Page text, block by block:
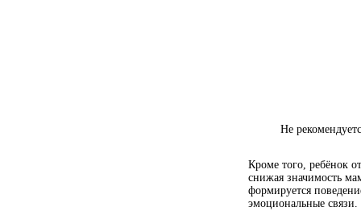
Не
Кроме того, ребёнок
снижая значимость
формируется
эмоциональные связи.